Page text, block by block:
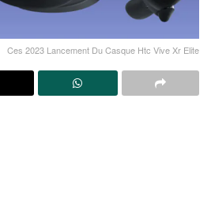
Ces 2023 Lancement Du Casque Htc Vive Xr Elite